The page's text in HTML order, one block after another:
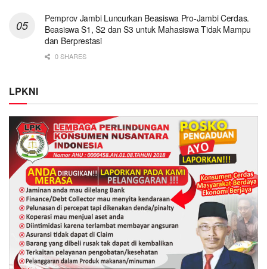
Pemprov Jambi Luncurkan Beasiswa Pro-Jambi Cerdas.
Beasiswa S1, S2 dan S3 untuk Mahasiswa Tidak Mampu
dan Berprestasi
0 SHARES
LPKNI